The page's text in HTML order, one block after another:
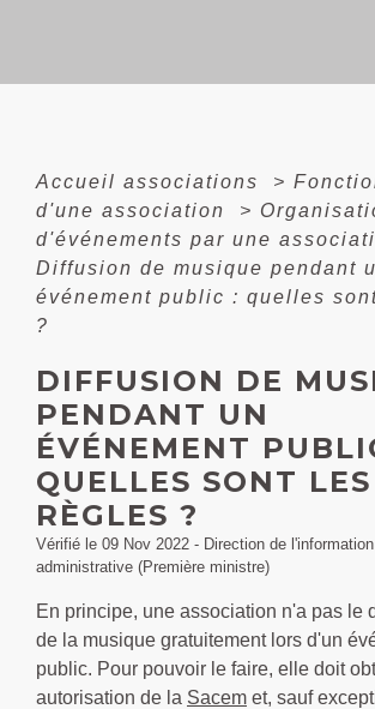
Accueil associations >
d'une association
>
d'événements par une
Diffusion de musique pendant
événement public : quelles
?
DIFFUSION DE
PENDANT UN
ÉVÉNEMENT
QUELLES SONT LES
RÈGLES ?
Vérifié le 09 Nov 2022 - Direction de
administrative (Première ministre)
En principe, une association n'a pas le
de la musique gratuitement lors d'un
public. Pour pouvoir le faire, elle doit
autorisation de la Sacem et, sauf